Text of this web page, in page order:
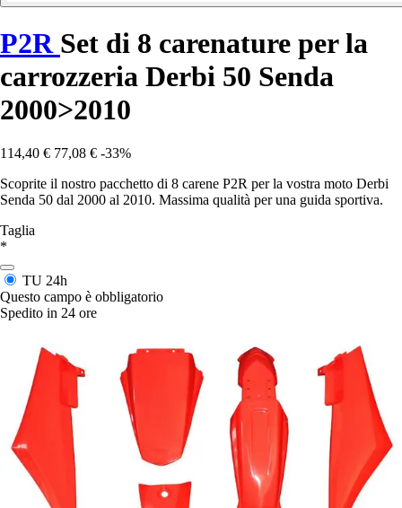
P2R Set di 8 carenature per la
carrozzeria Derbi 50 Senda
2000>2010
114,40 € 77,08 € -33%
Scoprite il nostro pacchetto di 8 carene P2R per la vostra moto Derbi
Senda 50 dal 2000 al 2010. Massima qualità per una guida sportiva.
Taglia
*
TU 24h
Questo campo è obbligatorio
Spedito in 24 ore